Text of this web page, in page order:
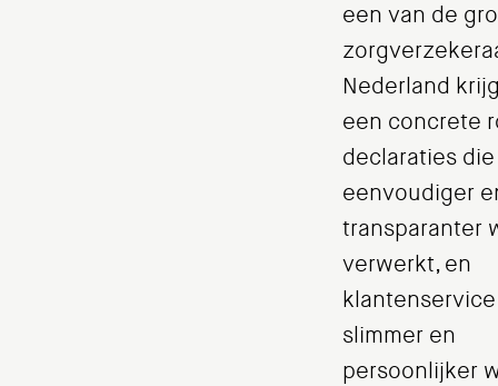
een van de
Nederland
een concrete
declaraties
eenvoudiger
transparanter
verwerkt, en
slimmer en
persoonlijker